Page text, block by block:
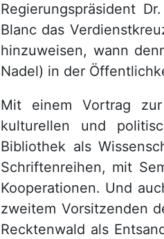
Regierungspräsident
Blanc das
hinzuweisen, wann
Nadel) in der
Mit einem Vortrag
kulturellen und
Bibliothek als
Schriftenreihen, mit
Kooperationen. Und
zweitem Vorsitzenden
Recktenwald als